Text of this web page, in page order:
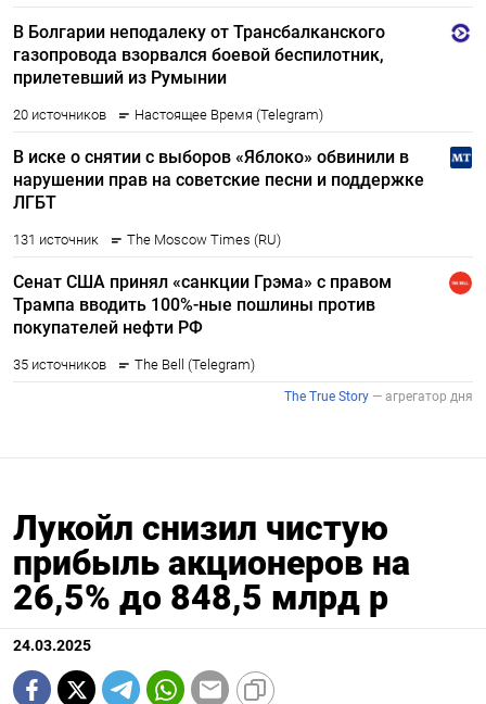
Лукойл снизил чистую
прибыль акционеров на
26,5% до 848,5 млрд р
24.03.2025